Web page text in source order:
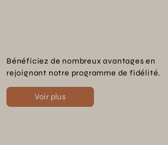
Bénéficiez de nombreux avantages en
rejoignant notre programme de fidélité.
Voir plus